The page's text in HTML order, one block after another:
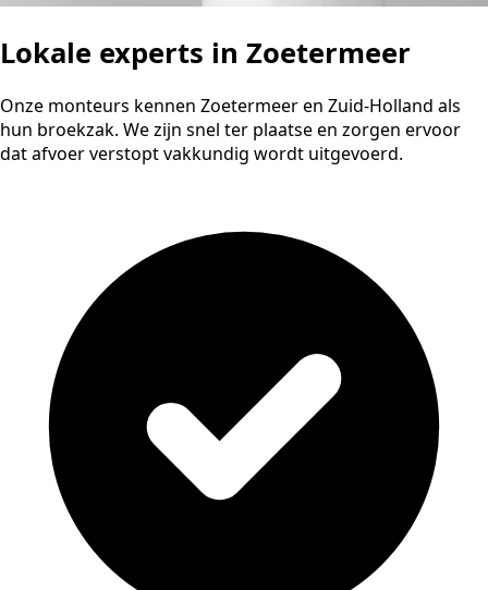
Lokale experts in Zoetermeer
Onze monteurs kennen Zoetermeer en Zuid-Holland als
hun broekzak. We zijn snel ter plaatse en zorgen ervoor
dat afvoer verstopt vakkundig wordt uitgevoerd.